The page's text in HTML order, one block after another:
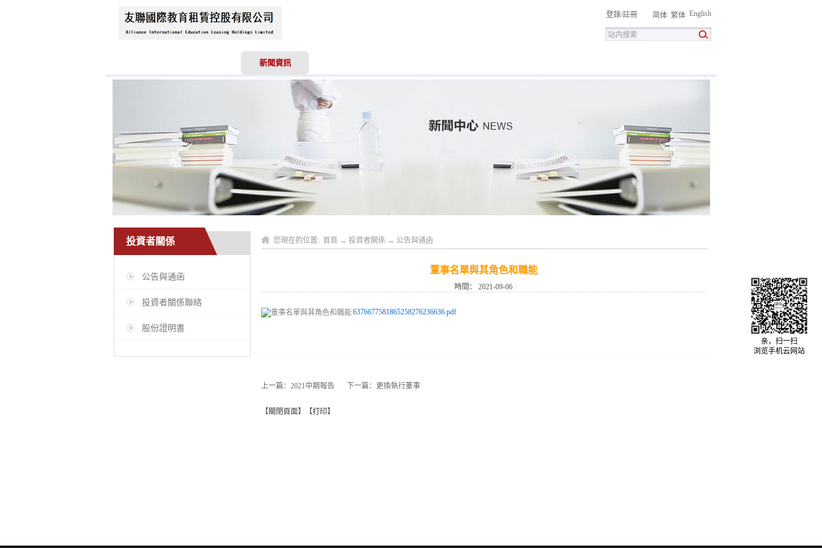
登錄/註冊 简体 繁体 English
新聞資訊
投資者關係
公告與通函
投資者關係聯絡
股份證明書
您現在的位置: 首頁 → 投資者關係 → 公告與通函
董事名單與其角色和職能
時間： 2021-09-06
6376677581865258276236636.pdf
上一篇： 2021中期報告 下一篇： 更換執行董事
【 關閉頁面】【打印】
亲，扫一扫
浏览手机云网站